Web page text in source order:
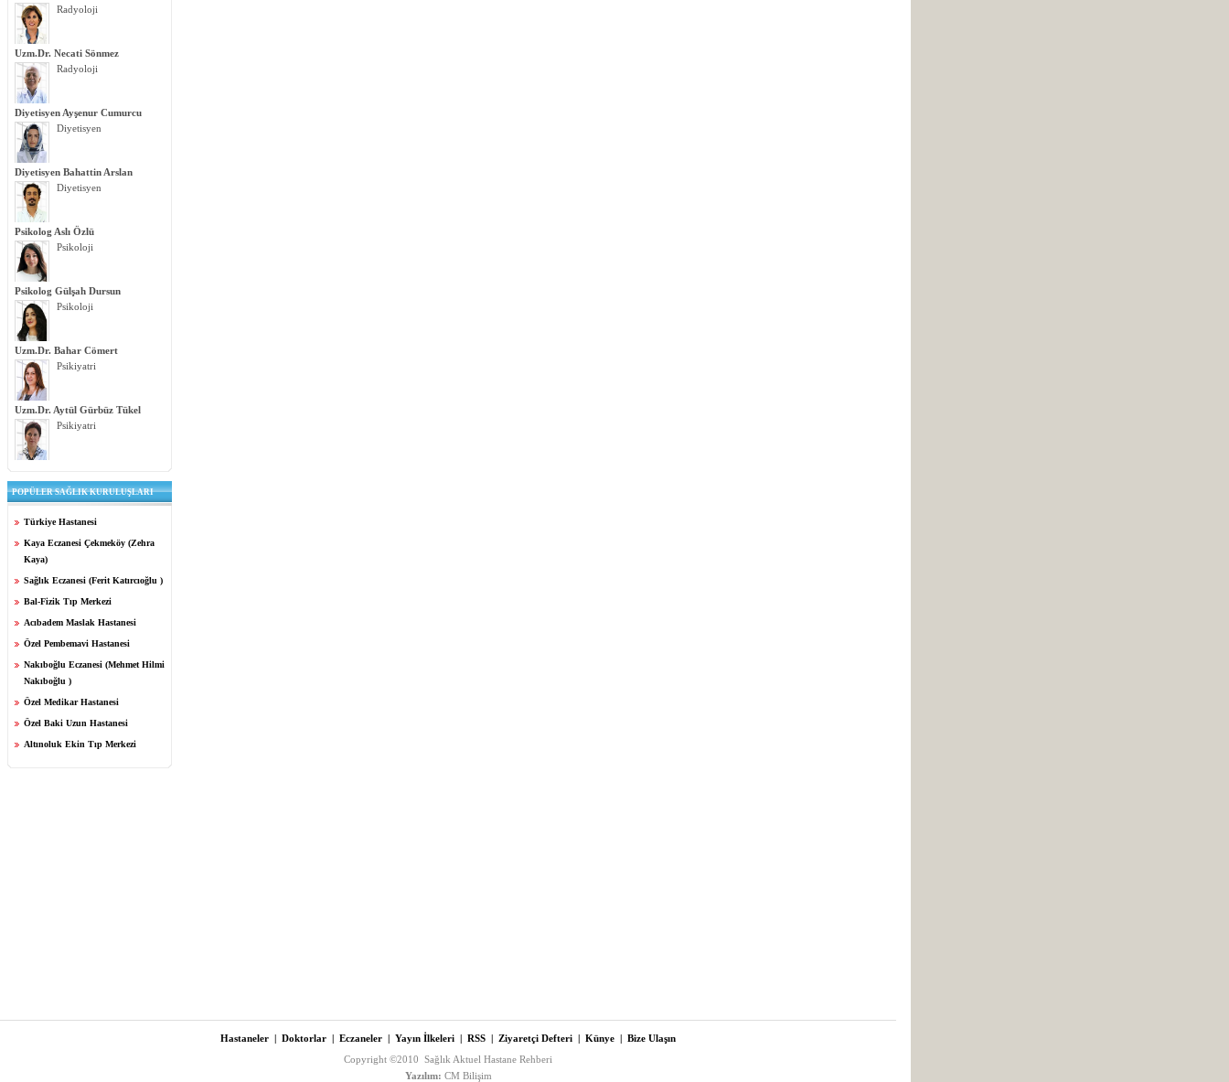
Radyoloji
Uzm.Dr. Necati Sönmez
Radyoloji
Diyetisyen Ayşenur Cumurcu
Diyetisyen
Diyetisyen Bahattin Arslan
Diyetisyen
Psikolog Aslı Özlü
Psikoloji
Psikolog Gülşah Dursun
Psikoloji
Uzm.Dr. Bahar Cömert
Psikiyatri
Uzm.Dr. Aytül Gürbüz Tükel
Psikiyatri
POPÜLER SAĞLIK KURULUŞLARI
Türkiye Hastanesi
Kaya Eczanesi Çekmeköy (Zehra
Kaya)
Sağlık Eczanesi (Ferit Katırcıoğlu )
Bal-Fizik Tıp Merkezi
Acıbadem Maslak Hastanesi
Özel Pembemavi Hastanesi
Nakıboğlu Eczanesi (Mehmet Hilmi
Nakıboğlu )
Özel Medikar Hastanesi
Özel Baki Uzun Hastanesi
Altınoluk Ekin Tıp Merkezi
Hastaneler | Doktorlar | Eczaneler | Yayın İlkeleri | RSS | Ziyaretçi Defteri | Künye | Bize Ulaşın
Copyright ©2010 Sağlık Aktuel Hastane Rehberi
Yazılım: CM Bilişim